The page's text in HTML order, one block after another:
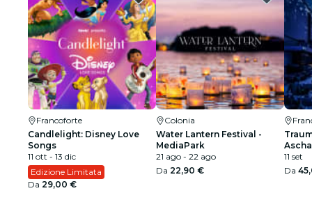
Francoforte
Candlelight: Disney Love
Songs
11 ott - 13 dic
Edizione Limitata
Da 29,00 €
Colonia
Water Lantern Festival -
MediaPark
21 ago - 22 ago
Da 22,90 €
11 set
Da